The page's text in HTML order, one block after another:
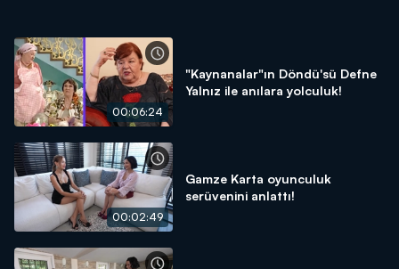
00:06:24
"Kaynanalar"ın Döndü'sü Defne
Yalnız ile anılara yolculuk!
00:02:49
Gamze Karta oyunculuk
serüvenini anlattı!